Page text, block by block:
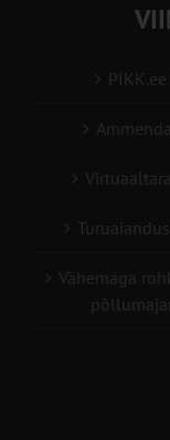
Vähemaga